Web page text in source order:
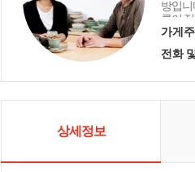
방입니
릇이
새로
합니
한 식
가게
전화
상세정보